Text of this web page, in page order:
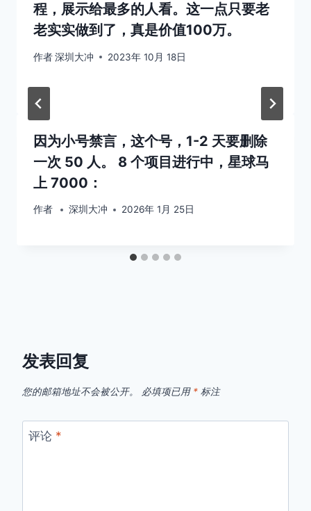
程，展示给最多的人看。这一点只要老
老实实做到了，真是价值100万。
作者深圳大冲 2023年 10月 18日
因为小号禁言，这个号，1-2 天要删除
一次 50 人。 8 个项目进行中，星球马
上 7000：
作者 深圳大冲 2026年 1月 25日
发表回复
您的邮箱地址不会被公开。 必填项已用 * 标注
评论 *